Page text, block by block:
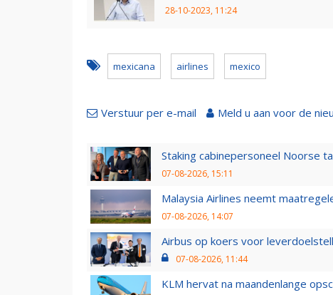
28-10-2023, 11:24
mexicana airlines mexico
Verstuur per e-mail Meld u aan voor de
Staking cabinepersoneel Noorse
07-08-2026, 15:11
Malaysia Airlines neemt
07-08-2026, 14:07
Airbus op koers voor
07-08-2026, 11:44
KLM hervat na maandenlange